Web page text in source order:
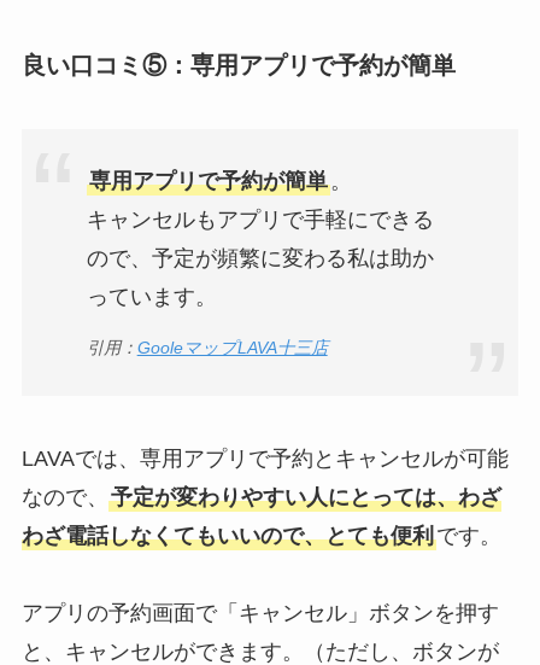
良い口コミ⑤：専用アプリで予約が簡単
専用アプリで予約が簡単。
キャンセルもアプリで手軽にできる
ので、予定が頻繁に変わる私は助か
っています。
引用： GooleマップLAVA十三店
LAVAでは、専用アプリで予約とキャンセルが可能
なので、 予定が変わりやすい人にとっては、わざ
わざ電話しなくてもいいので、とても便利です。
アプリの予約画面で「キャンセル」ボタンを押す
と、キャンセルができます。（ただし、ボタンが